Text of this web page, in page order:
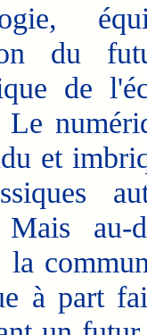
du
de
et
Mais au-
la
à part